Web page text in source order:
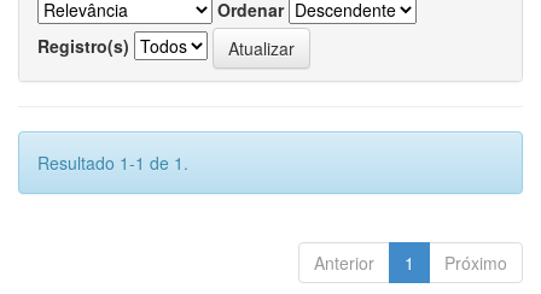
Ordenar
Registro(s)
Resultado 1-1 de 1.
Anterior 1 Próximo